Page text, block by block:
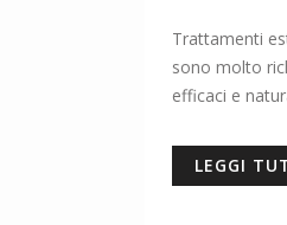
Trattamenti
sono molto
efficaci e
LEGGI